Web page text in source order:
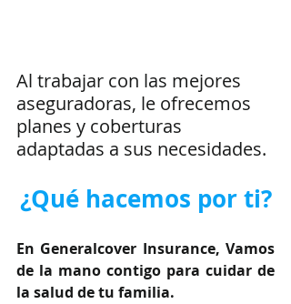
Al trabajar con las mejores
aseguradoras, le ofrecemos
planes y coberturas
adaptadas a sus necesidades.
¿Qué hacemos por ti?
En Generalcover Insurance, Vamos
de la mano contigo para cuidar de
la salud de tu familia.